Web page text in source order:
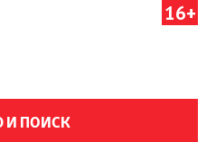
16+
ПОИСК